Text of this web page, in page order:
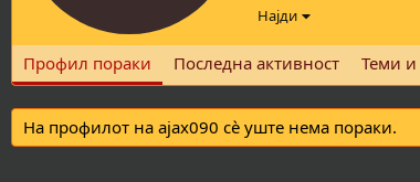
Најди
Профил пораки Последна активност Теми
На профилот на ajax090 сè уште нема пораки.